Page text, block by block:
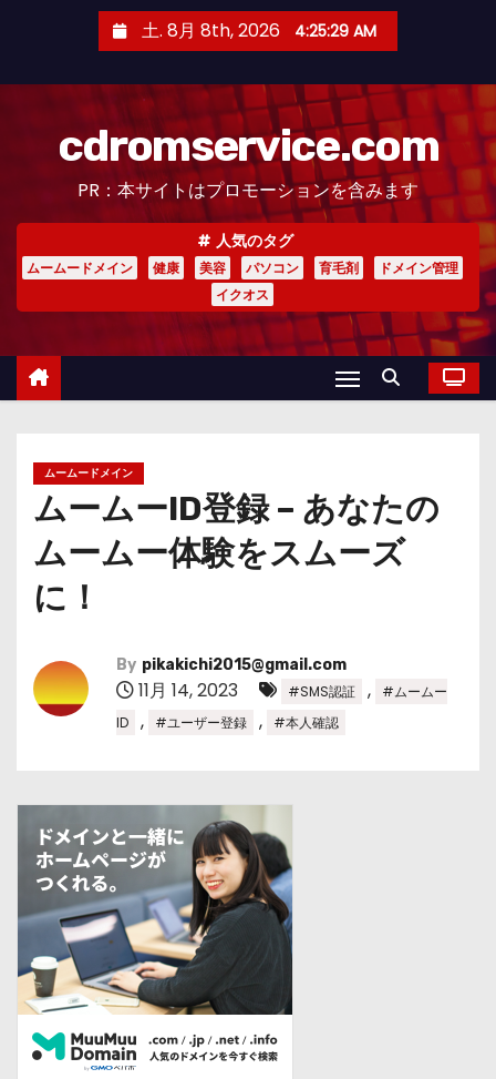
土. 8月 8th, 2026 4:25:30 AM
cdromservice.com
PR：本サイトはプロモーションを含みます
人気のタグ
ムームードメイン 健康 美容 パソコン 育毛剤
ドメイン管理
イクオス
ムームードメイン
ムームーID登録 – あなたの
ムームー体験をスムーズ
に！
By pikakichi2015@gmail.com
11月 14, 2023 #SMS認証 ,
#ムームー
ID
, #ユーザー登録 , #本人確認